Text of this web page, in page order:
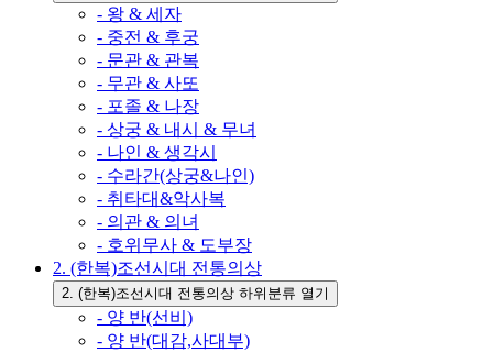
- 왕 & 세자
- 중전 & 후궁
- 문관 & 관복
- 무관 & 사또
- 포졸 & 나장
- 상궁 & 내시 & 무녀
- 나인 & 생각시
- 수라간(상궁&나인)
- 취타대&악사복
- 의관 & 의녀
- 호위무사 & 도부장
2. (한복)조선시대 전통의상
2. (한복)조선시대 전통의상 하위분류 열기
- 양 반(선비)
- 양 반(대감,사대부)